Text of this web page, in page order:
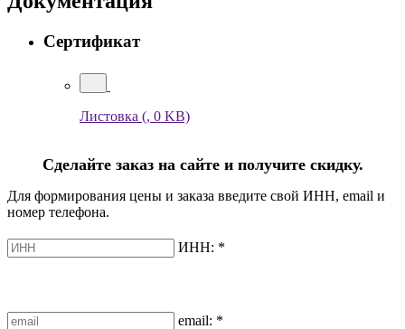
Сертификат
Листовка (, 0 KB)
Сделайте заказ на сайте и получите скидку.
Для формирования цены и заказа введите свой ИНН, email и
номер телефона.
ИНН: *
email: *